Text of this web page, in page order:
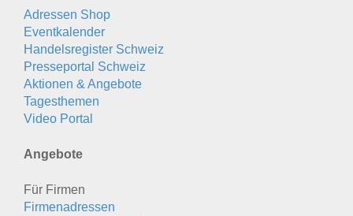
Adressen Shop
Eventkalender
Handelsregister Schweiz
Presseportal Schweiz
Aktionen & Angebote
Tagesthemen
Video Portal
Angebote
Für Firmen
Firmenadressen